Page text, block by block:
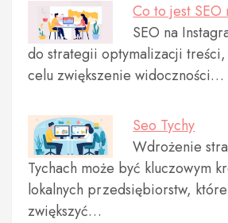
Co to jest SEO
SEO na
do strategii optymalizacji treści,
celu zwiększenie widoczności…
Seo Tychy
Wdrożenie
Tychach może być kluczowym
lokalnych przedsiębiorstw,
zwiększyć…